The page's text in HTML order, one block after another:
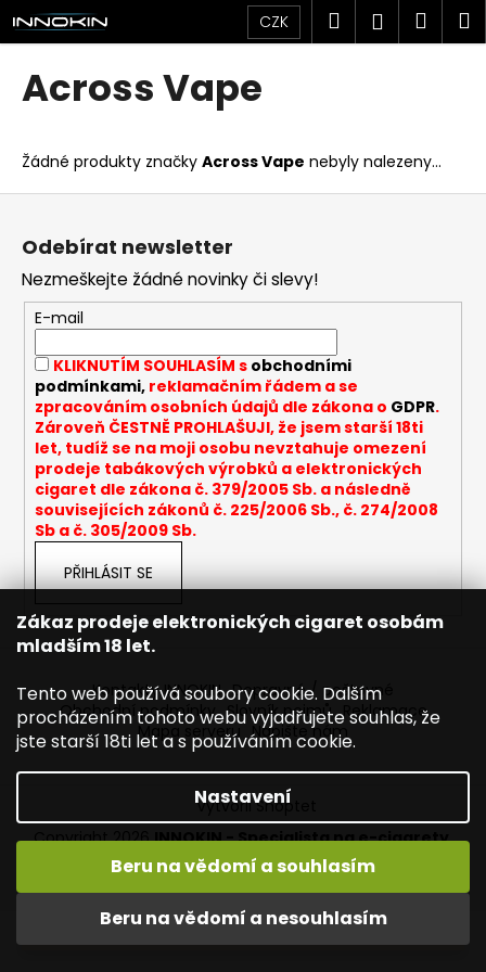
Zákaz prodeje elektronických cigaret osobám
mladším 18 let.
Tento web používá soubory cookie. Dalším
procházením tohoto webu vyjadřujete souhlas, že
jste starší 18ti let a s používáním cookie.
Nastavení
Beru na vědomí a nesouhlasím
Beru na vědomí a souhlasím
Přejít
na
obsah
Vítejte ve světě INNOKIN. Nabízíme Vám to nejlepší ze světa
vapingu. DORUČENÍ ZDARMA nad 1000,- kč / 50 EURO!
CZK Hledat
Across Vape
Žádné produkty značky Across Vape nebyly nalezeny...
K
o
o
p
o
t
ř
e
b
e
e
n
a
í
t
?
HLEDAT
D
u
Z
Odebírat newsletter
Nezmeškejte žádné novinky či slevy!
E-mail
KLIKNUTÍM SOUHLASÍM s obchodními
podmínkami,reklamačním řádem a se
zpracováním osobních údajů dle zákona o GDPR.
Zároveň ČESTNĚ PROHLAŠUJI, že jsem starší 18ti
let, tudíž se na moji osobu nevztahuje omezení
prodeje tabákových výrobků a elektronických
cigaret dle zákona č. 379/2005 Sb. a následně
souvisejících zákonů č. 225/2006 Sb., č. 274/2008
Sb a č. 305/2009 Sb.
PŘIHLÁSIT SE
Kontakty INNOKIN Dopravné / poštovné
Obchodní podmínky Slovník pojmů Reklamace
Mapa serveru
Napište nám
Vytvořil Shoptet
Copyright 2026INNOKIN - Specialista na e-cigarety.
Všechna práva vyhrazena.Upravit nastavení cookies